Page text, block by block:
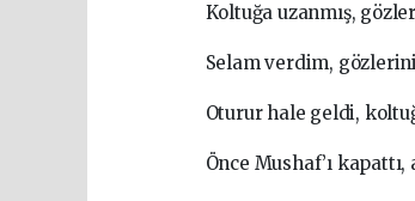
Koltuğa uzanmış,
Selam verdim, gözlerini
Oturur hale geldi,
Önce Mushaf’ı